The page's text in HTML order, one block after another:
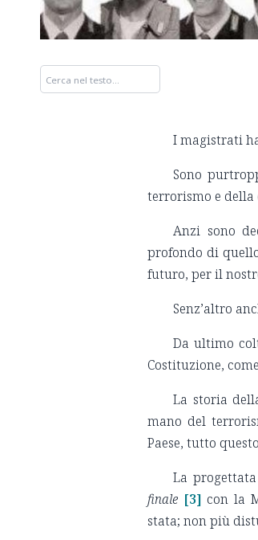
I magistrati
Sono
terrorismo e
Anzi sono
profondo di
futuro, per il
Senz’altro
Da ultimo
Costituzione,
La storia
mano del
Paese, tutto
La
finale [3] con la
stata; non più